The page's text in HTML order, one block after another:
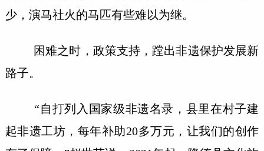
少，演马社火的马匹有些难以为继。
困难之时，政策支持，蹚出非遗保护发展新
路子。
“自打列入国家级非遗名录，县里在村子建
起非遗工坊，每年补助20多万元，让我们的创作